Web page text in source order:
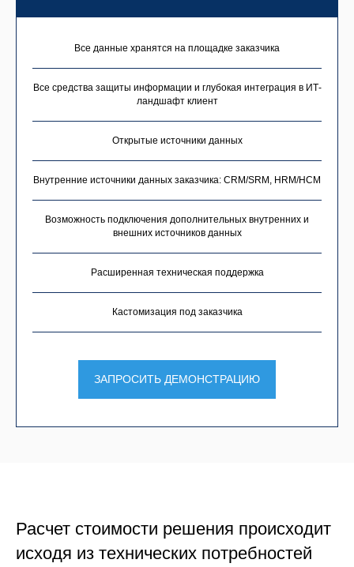
Все данные хранятся на площадке заказчика
Все средства защиты информации и глубокая интеграция в ИТ-
ландшафт клиент
Открытые источники данных
Внутренние источники данных заказчика: CRM/SRM, HRM/HCM
Возможность подключения дополнительных внутренних и
внешних источников данных
Расширенная техническая поддержка
Кастомизация под заказчика
ЗАПРОСИТЬ ДЕМОНСТРАЦИЮ
Расчет стоимости решения происходит
исходя из технических потребностей